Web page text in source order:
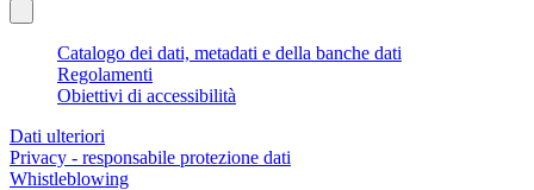
Catalogo dei dati, metadati e della banche dati
Regolamenti
Obiettivi di accessibilità
Dati ulteriori
Privacy - responsabile protezione dati
Whistleblowing